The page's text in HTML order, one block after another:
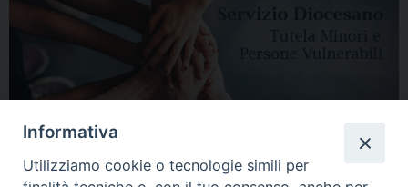
Informativa
Utilizziamo cookie o tecnologie simili per